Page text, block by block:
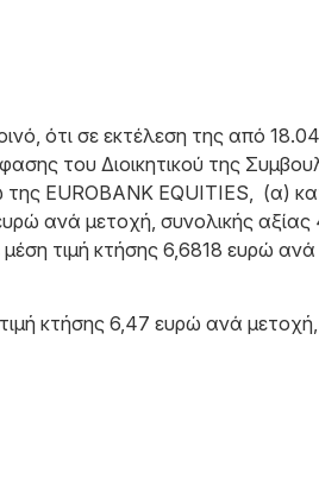
ότι σε εκτέλεση της από
του Διοικητικού της
EUROBANK EQUITIES, (α)
ανά μετοχή, συνολικής
τιμή κτήσης 6,6818 ευρώ
κτήσης 6,47 ευρώ ανά